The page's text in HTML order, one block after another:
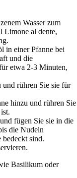
Wasser zum
Limone al dente,
in einer Pfanne bei
und die
etwa 2-3 Minuten,
und rühren Sie sie für
hinzu und rühren Sie
fügen Sie sie in die
die Nudeln
sind.
Basilikum oder